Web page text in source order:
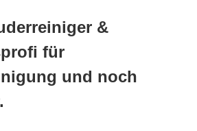
&
für
und noch